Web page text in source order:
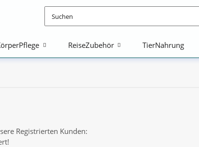
ReiseZubehör TierNahrung
Registrierten Kunden: